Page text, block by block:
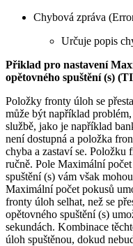
Chybová zpráva
Určuje popis
Přiklad pro nastavení
opětovného spuštění (s)
Položky fronty úloh se
může být například
službě, jako je například
není dostupná a položka
chyba a zastaví se. Položku
ručně. Pole Maximální
spuštění (s) vám však
Maximální počet pokusů
fronty úloh selhat, než se
opětovného spuštění (s)
sekundách. Kombinace
úloh spuštěnou, dokud